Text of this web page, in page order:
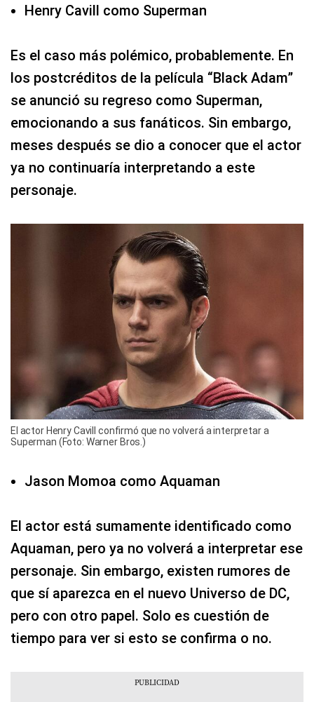
Henry Cavill como Superman
Es el caso más polémico, probablemente. En
los postcréditos de la película “Black Adam”
se anunció su regreso como Superman,
emocionando a sus fanáticos. Sin embargo,
meses después se dio a conocer que el actor
ya no continuaría interpretando a este
personaje.
El actor Henry Cavill confirmó que no volverá a interpretar a
Superman (Foto: Warner Bros.)
Jason Momoa como Aquaman
El actor está sumamente identificado como
Aquaman, pero ya no volverá a interpretar ese
personaje. Sin embargo, existen rumores de
que sí aparezca en el nuevo Universo de DC,
pero con otro papel. Solo es cuestión de
tiempo para ver si esto se confirma o no.